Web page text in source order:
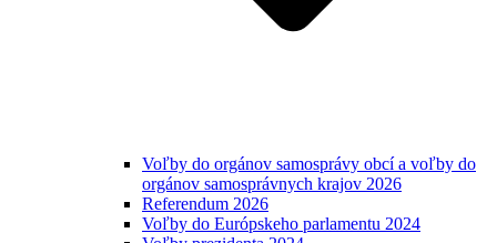
Voľby do orgánov samosprávy obcí a voľby do
orgánov samosprávnych krajov 2026
Referendum 2026
Voľby do Európskeho parlamentu 2024